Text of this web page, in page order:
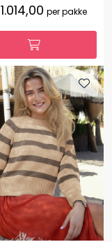
1.014,00 per pakke